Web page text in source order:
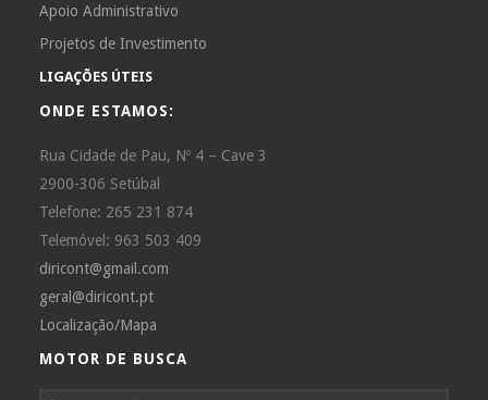
Apoio Administrativo
Projetos de Investimento
LIGAÇÕES ÚTEIS
ONDE ESTAMOS:
Rua Cidade de Pau, Nº 4 – Cave 3
2900-306 Setúbal
Telefone: 265 231 874
Telemóvel: 963 503 409
diricont@gmail.com
geral@diricont.pt
Localização/Mapa
MOTOR DE BUSCA